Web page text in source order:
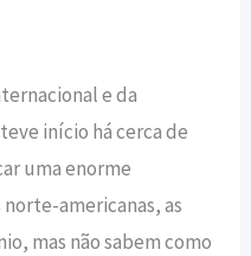
e da
início há cerca de
uma enorme
americanas, as
mas não sabem como